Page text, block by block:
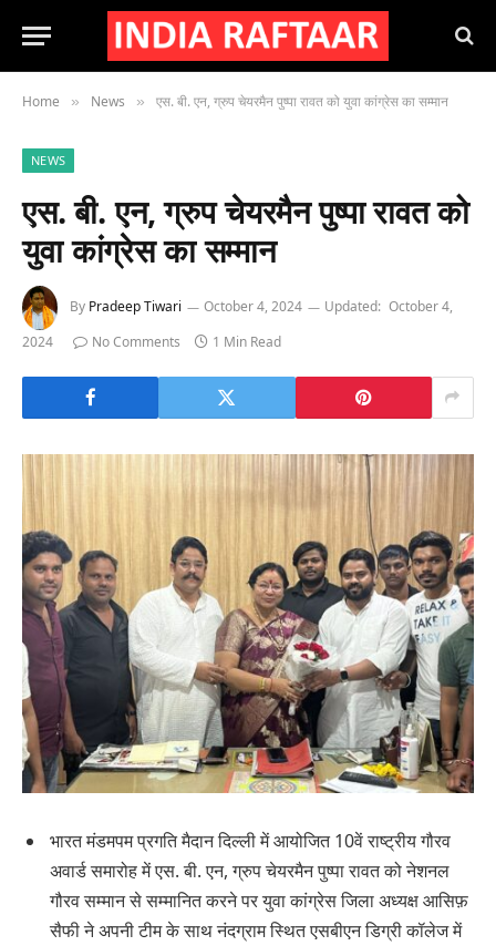
Home » News » एस. बी. एन, ग्रुप चेयरमैन पुष्पा रावत को युवा कांग्रेस का सम्मान
NEWS
एस. बी. एन, ग्रुप चेयरमैन पुष्पा रावत को
युवा कांग्रेस का सम्मान
By Pradeep Tiwari October 4, 2024 Updated: October 4,
2024
No Comments 1 Min Read
भारत मंडमपम प्रगति मैदान दिल्ली में आयोजित 10वें राष्ट्रीय गौरव
अवार्ड समारोह में एस. बी. एन, ग्रुप चेयरमैन पुष्पा रावत को नेशनल
गौरव सम्मान से सम्मानित करने पर युवा कांग्रेस जिला अध्यक्ष आसिफ़
सैफी ने अपनी टीम के साथ नंदग्राम स्थित एसबीएन डिग्री कॉलेज में